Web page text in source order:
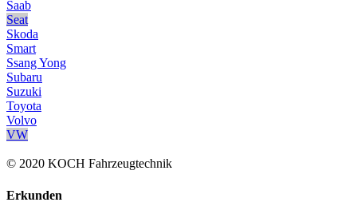
Saab
Seat
Skoda
Smart
Ssang Yong
Subaru
Suzuki
Toyota
Volvo
VW
© 2020 KOCH Fahrzeugtechnik
Erkunden